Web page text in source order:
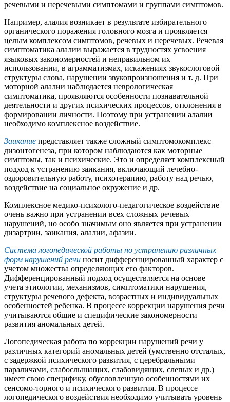
речевыми и неречевыми симптомами и группами симптомов.
Например, алалия возникает в результате избирательного
органического поражения головного мозга и проявляется
целым комплексом симптомов, речевых и неречевых. Речевая
симптоматика алалии выражается в трудностях усвоения
языковых закономерностей и неправильном их
использовании, в аграмматизмах, искажениях звукослоговой
структуры слова, нарушении звукопроизношения и т. д. При
моторной алалии наблюдается неврологическая
симптоматика, проявляются особенности познавательной
деятельности и других психических процессов, отклонения в
формировании личности. Поэтому при устранении алалии
необходимо комплексное воздействие.
Заикание представляет также сложный симптомокомплекс
дизонтогенеза, при котором наблюдаются как моторные
симптомы, так и психические. Это и определяет комплексный
подход к устранению заикания, включающий лечебно-
оздоровительную работу, психотерапию, работу над речью,
воздействие на социальное окружение и др.
Комплексное медико-психолого-педагогическое воздействие
очень важно при устранении всех сложных речевых
нарушений, но особо значимым оно является при устранении
дизартрии, заикания, алалии, афазии.
Система логопедической работы по устранению различных
форм нарушений речи носит дифференцированный характер с
учетом множества определяющих его факторов.
Дифференцированный подход осуществляется на основе
учета этиологии, механизмов, симптоматики нарушения,
структуры речевого дефекта, возрастных и индивидуальных
особенностей ребенка. В процессе коррекции нарушения речи
учитываются общие и специфические закономерности
развития аномальных детей.
Логопедическая работа по коррекции нарушений речи у
различных категорий аномальных детей (умственно отсталых,
с задержкой психического развития, с церебральными
параличами, слабослышащих, слабовидящих, слепых и др.)
имеет свою специфику, обусловленную особенностями их
сенсомо-торного и психического развития. В процессе
логопедического воздействия необходимо учитывать уровень